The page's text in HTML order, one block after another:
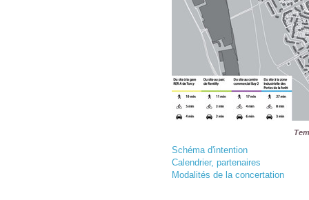
Schéma d'intention
Calendrier, partenaires
Modalités de la concertation